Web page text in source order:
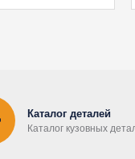
Каталог деталей
Каталог кузовных